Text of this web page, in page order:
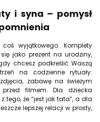
i syna – pomysł
wyjątkowego. Komplety
jako prezent na urodziny,
chcesz podkreślić Waszą
na codzienne rytuały:
zabawę na świeżym
przed filmem. Dla dziecka
tego, że “jest jak tata”, a dla
lepszej relacji w prosty,